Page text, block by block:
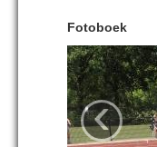
Fotoboek
‹